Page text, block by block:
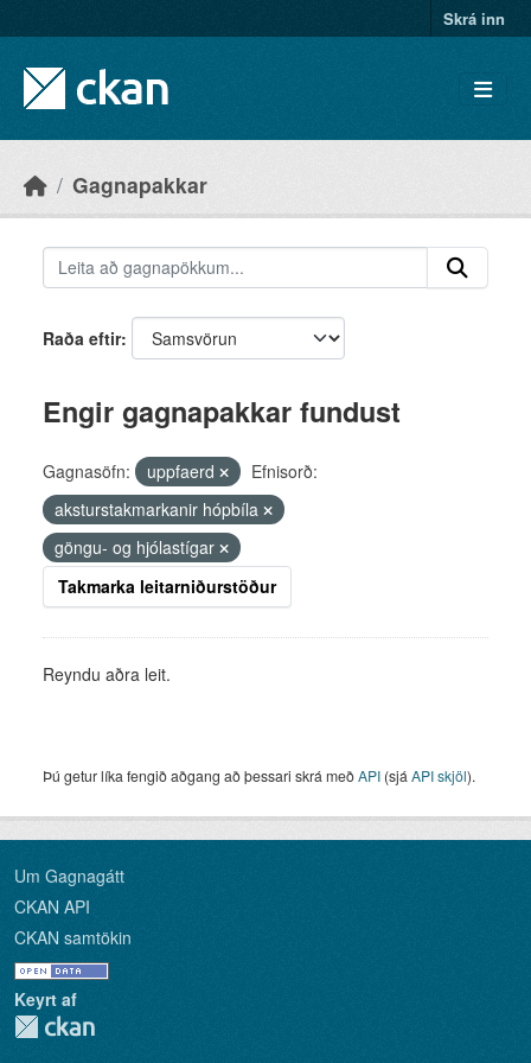
Skrá inn
Gagnapakkar
Raða eftir
Engir gagnapakkar fundust
Gagnasöfn: uppfaerd
Efnisorð:
aksturstakmarkanir hópbíla
göngu- og hjólastígar
Takmarka leitarniðurstöður
Reyndu aðra leit.
Þú getur líka fengið aðgang að þessari skrá meðAPI (sjá API skjöl).
Um Gagnagátt
CKAN API
CKAN samtökin
Keyrt af